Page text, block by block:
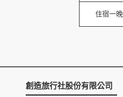
住宿一晚
創造旅行社股份有限公司